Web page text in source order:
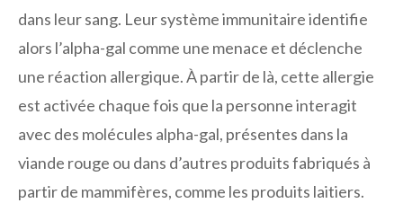
dans leur sang. Leur système immunitaire identifie
alors l’alpha-gal comme une menace et déclenche
une réaction allergique. À partir de là, cette allergie
est activée chaque fois que la personne interagit
avec des molécules alpha-gal, présentes dans la
viande rouge ou dans d’autres produits fabriqués à
partir de mammifères, comme les produits laitiers.